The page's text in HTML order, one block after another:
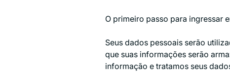
O primeiro passo para ingressar
Seus dados pessoais serão
que suas informações serão
informação e tratamos seus